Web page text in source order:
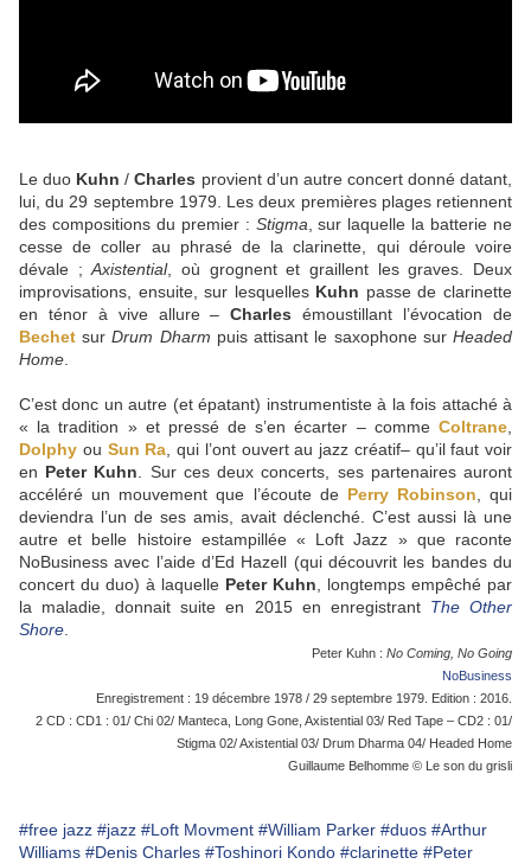
Le duo Kuhn /Charles provient d’un autre concert donné datant,
lui, du 29 septembre 1979. Les deux premières plages retiennent
des compositions du premier : Stigma , sur laquelle la batterie ne
cesse de coller au phrasé de la clarinette, qui déroule voire
dévale ;Axistential, où grognent et graillent les graves. Deux
improvisations, ensuite, sur lesquelles Kuhn passe de clarinette
en ténor à vive allure –Charles émoustillant l’évocation de
Bechet surDrum Dharm puis attisant le saxophone surHeaded
Home
C’est donc un autre (et épatant) instrumentiste à la fois attaché à
« la tradition » et pressé de s’en écarter – comme Coltrane
Dolphy ou Sun Ra , qui l’ont ouvert au jazz créatif– qu’il faut voir
en Peter Kuhn . Sur ces deux concerts, ses partenaires auront
accéléré un mouvement que l’écoute dePerry Robinson , qui
deviendra l’un de ses amis, avait déclenché. C’est aussi là une
autre et belle histoire estampillée « Loft Jazz » que raconte
NoBusiness avec l’aide d’Ed Hazell (qui découvrit les bandes du
concert du duo) à laquelle Peter Kuhn , longtemps empêché par
la maladie, donnait suite en 2015 en enregistrant The Other
Shore
Peter Kuhn : No Coming, No Going
NoBusiness
Enregistrement : 19 décembre 1978 / 29 septembre 1979. Edition : 2016.
2 CD : CD1 : 01/ Chi 02/ Manteca, Long Gone, Axistential 03/ Red Tape – CD2 : 01/
Stigma 02/ Axistential 03/ Drum Dharma 04/ Headed Home
Guillaume Belhomme © Le son du grisli
#free jazz #jazz #Loft Movment #William Parker #duos #Arthur
Williams #Denis Charles #Toshinori Kondo #clarinette #Peter